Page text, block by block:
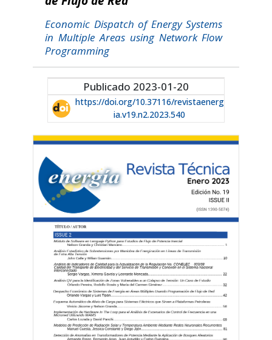
Economic Dispatch of Energy Systems
in Multiple Areas using Network Flow
Programming
Publicado 2023-01-20
https://doi.org/10.37116/revistaenerg
ia.v19.n2.2023.540